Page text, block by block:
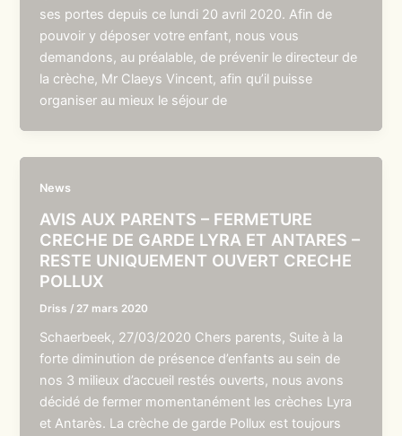
ses portes depuis ce lundi 20 avril 2020. Afin de
pouvoir y déposer votre enfant, nous vous
demandons, au préalable, de prévenir le directeur de
la crèche, Mr Claeys Vincent, afin qu’il puisse
organiser au mieux le séjour de
News
AVIS AUX PARENTS – FERMETURE
CRECHE DE GARDE LYRA ET ANTARES –
RESTE UNIQUEMENT OUVERT CRECHE
POLLUX
Driss / 27 mars 2020
Schaerbeek, 27/03/2020 Chers parents, Suite à la
forte diminution de présence d’enfants au sein de
nos 3 milieux d’accueil restés ouverts, nous avons
décidé de fermer momentanément les crèches Lyra
et Antarès. La crèche de garde Pollux est toujours